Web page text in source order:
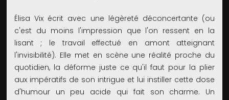
Élisa Vix écrit avec une légèreté déconcertante (ou
c'est du moins l'impression que l'on ressent en la
lisant ; le travail effectué en amont atteignant
l'invisibilité). Elle met en scène une réalité proche du
quotidien, la déforme juste ce qu'il faut pour la plier
aux impératifs de son intrigue et lui instiller cette dose
d'humour un peu acide qui fait son charme. Un